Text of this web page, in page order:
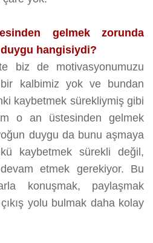
gelmek zorunda
hangisiydi?
biz de motivasyonumuzu
kalbimiz yok ve bundan
kaybetmek sürekliymiş gibi
o an üstesinden gelmek
duygu da bunu aşmaya
kaybetmek sürekli değil,
etmek gerekiyor. Bu
konuşmak, paylaşmak
yolu bulmak daha kolay